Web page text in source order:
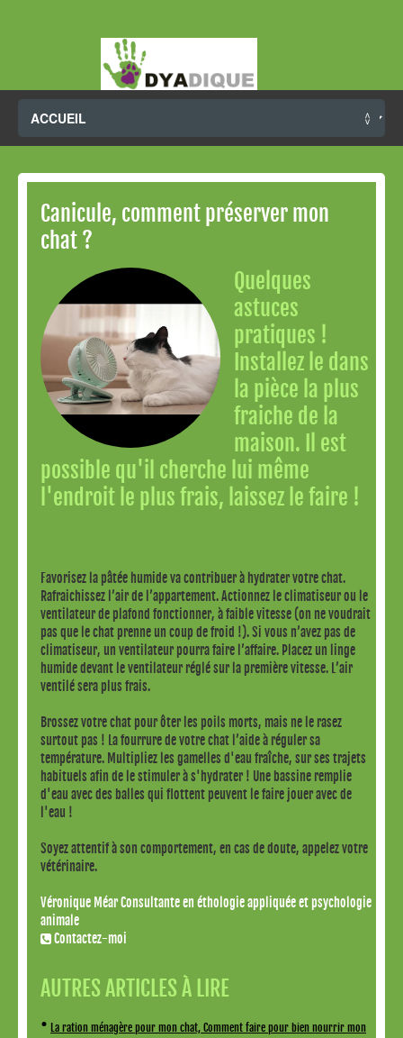
Canicule, comment préserver mon
chat ?
Quelques
astuces
pratiques !
Installez le dans
la pièce la plus
fraiche de la
maison. Il est
possible qu'il cherche lui même
l'endroit le plus frais, laissez le faire !
Favorisez la pâtée humide va contribuer à hydrater votre chat.
Rafraichissez l’air de l’appartement. Actionnez le climatiseur ou le
ventilateur de plafond fonctionner, à faible vitesse (on ne voudrait
pas que le chat prenne un coup de froid !). Si vous n’avez pas de
climatiseur, un ventilateur pourra faire l’affaire. Placez un linge
humide devant le ventilateur réglé sur la première vitesse. L’air
ventilé sera plus frais.
Brossez votre chat pour ôter les poils morts, mais ne le rasez
surtout pas ! La fourrure de votre chat l’aide à réguler sa
température. Multipliez les gamelles d'eau fraîche, sur ses trajets
habituels afin de le stimuler à s'hydrater ! Une bassine remplie
d'eau avec des balles qui flottent peuvent le faire jouer avec de
l'eau !
Soyez attentif à son comportement, en cas de doute, appelez votre
vétérinaire.
Véronique Méar Consultante en éthologie appliquée et psychologie
animale
Contactez-moi
AUTRES ARTICLES À LIRE
• La ration ménagère pour mon chat, Comment faire pour bien nourrir mon